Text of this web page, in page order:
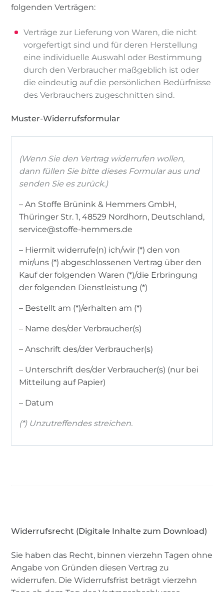
folgenden Verträgen:
Verträge zur Lieferung von Waren, die nicht
vorgefertigt sind und für deren Herstellung
eine individuelle Auswahl oder Bestimmung
durch den Verbraucher maßgeblich ist oder
die eindeutig auf die persönlichen Bedürfnisse
des Verbrauchers zugeschnitten sind.
Muster-Widerrufsformular
(Wenn Sie den Vertrag widerrufen wollen,
dann füllen Sie bitte dieses Formular aus und
senden Sie es zurück.)
– An Stoffe Brünink & Hemmers GmbH,
Thüringer Str. 1, 48529 Nordhorn, Deutschland,
service@stoffe-hemmers.de
– Hiermit widerrufe(n) ich/wir (*) den von
mir/uns (*) abgeschlossenen Vertrag über den
Kauf der folgenden Waren (*)/die Erbringung
der folgenden Dienstleistung (*)
– Bestellt am (*)/erhalten am (*)
– Name des/der Verbraucher(s)
– Anschrift des/der Verbraucher(s)
– Unterschrift des/der Verbraucher(s) (nur bei
Mitteilung auf Papier)
– Datum
(*) Unzutreffendes streichen.
Widerrufsrecht (Digitale Inhalte zum Download)
Sie haben das Recht, binnen vierzehn Tagen ohne
Angabe von Gründen diesen Vertrag zu
widerrufen. Die Widerrufsfrist beträgt vierzehn